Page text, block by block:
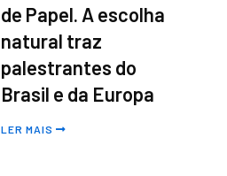
de Papel. A escolha
natural traz
palestrantes do
Brasil e da Europa
LER MAIS